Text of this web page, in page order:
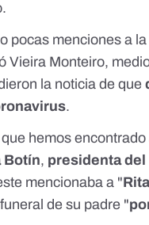
pocas menciones a
Vieira Monteiro,
la noticia de que
.
hemos encontrado
Botín, presidenta del
mencionaba a "
de su padre "